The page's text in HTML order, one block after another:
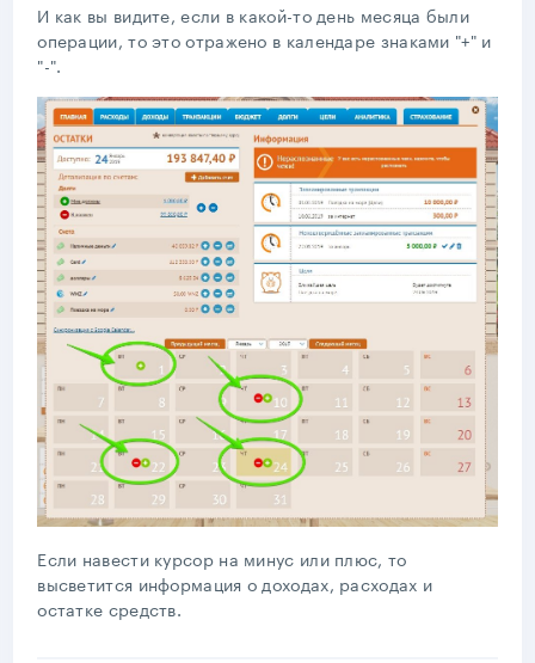
И как вы видите, если в какой-то день месяца были
операции, то это отражено в календаре знаками "+" и
"-".
Если навести курсор на минус или плюс, то
высветится информация о доходах, расходах и
остатке средств.